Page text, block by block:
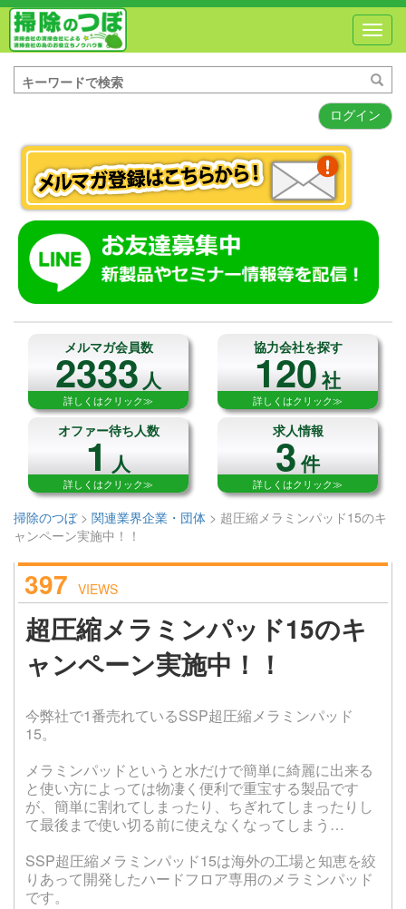
ログイン
メルマガ会員数
2333人
詳しくはクリック≫
協力会社を探す
120社
詳しくはクリック≫
オファー待ち人数
1人
詳しくはクリック≫
求人情報
3件
詳しくはクリック≫
掃除のつぼ> 関連業界企業・団体 > 超圧縮メラミンパッド15のキ
ャンペーン実施中！！
397 VIEWS
超圧縮メラミンパッド15のキ
ャンペーン実施中！！
今弊社で1番売れているSSP超圧縮メラミンパッド
15。
メラミンパッドというと水だけで簡単に綺麗に出来る
と使い方によっては物凄く便利で重宝する製品です
が、簡単に割れてしまったり、ちぎれてしまったりし
て最後まで使い切る前に使えなくなってしまう…
SSP超圧縮メラミンパッド15は海外の工場と知恵を絞
りあって開発したハードフロア専用のメラミンパッド
です。